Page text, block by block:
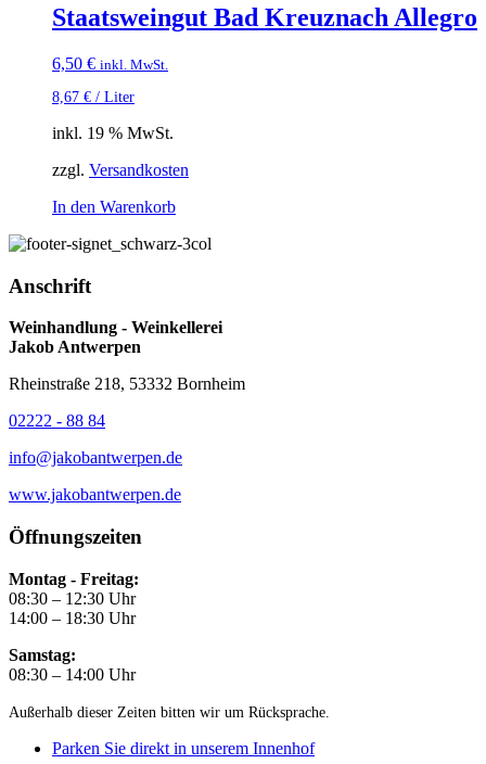
Staatsweingut Bad Kreuznach Allegro
6,50 € inkl. MwSt.
8,67 € / Liter
inkl. 19 % MwSt.
zzgl. Versandkosten
In den Warenkorb
Anschrift
Weinhandlung - Weinkellerei
Jakob Antwerpen
Rheinstraße 218, 53332 Bornheim
02222 - 88 84
info@jakobantwerpen.de
www.jakobantwerpen.de
Öffnungszeiten
Montag - Freitag:
08:30 – 12:30 Uhr
14:00 – 18:30 Uhr
Samstag:
08:30 – 14:00 Uhr
Außerhalb dieser Zeiten bitten wir um Rücksprache.
Parken Sie direkt in unserem Innenhof